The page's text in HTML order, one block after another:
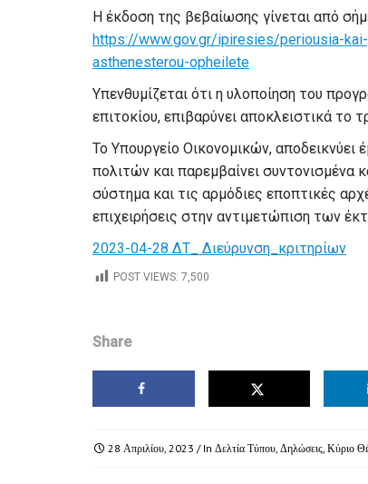
Η έκδοση της βεβαίωσης γίνεται από
https://www.gov.gr/ipiresies/periousia-
asthenesterou-opheilete
Υπενθυμίζεται ότι η υλοποίηση του
επιτοκίου, επιβαρύνει αποκλειστικά το
Το Υπουργείο Οικονομικών,
πολιτών και παρεμβαίνει συντονισμένα
σύστημα και τις αρμόδιες εποπτικές
επιχειρήσεις στην αντιμετώπιση των
2023-04-28 ΔΤ_ Διεύρυνση_κριτηρίων
POST VIEWS: 7,500
Share
28 Απριλίου, 2023 / In Δελτία Τύπου Δηλώσεις Κύριο